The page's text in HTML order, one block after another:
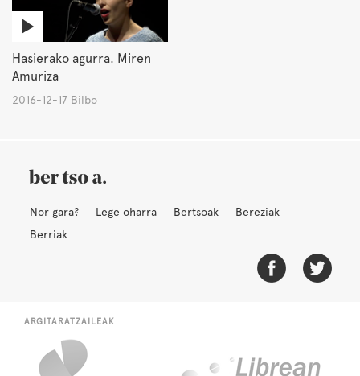
Hasierako agurra. Miren
Amuriza
2016-12-17 Bilbo
Nor gara? Lege oharra Bertsoak
Bereziak
Berriak
ARGITARATZAILEAK